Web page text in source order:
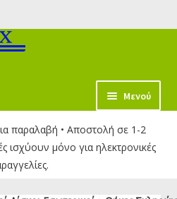
Μενού
παραλαβή • Αποστολή σε 1-2
ισχύουν μόνο για ηλεκτρονικές